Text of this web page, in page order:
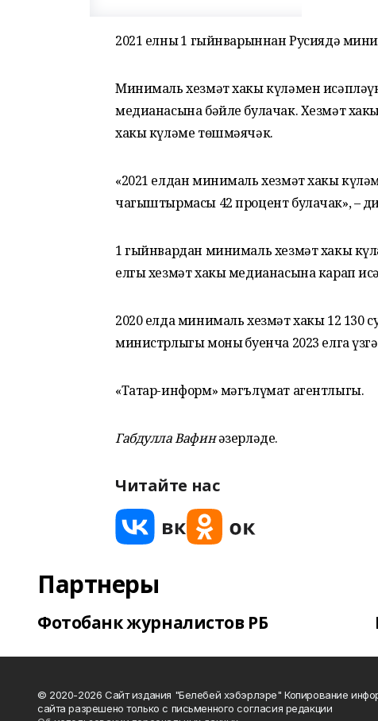
2021 елның 1 гыйнварыннан Русиядә
Минималь хезмәт хакы күләмен
медианасына бәйле булачак. Хезмәт
хакы күләме төшмәячәк.
«2021 елдан минималь хезмәт хакы
чагыштырмасы 42 процент булачак», –
1 гыйнвардан минималь хезмәт хакы
елгы хезмәт хакы медианасына карап
2020 елда минималь хезмәт хакы 12 130
министрлыгы моның буенча 2023 елга
«Татар-информ» мәгълүмат агентлыгы.
Габдулла Вафинәзерләде.
Читайте нас
Партнеры
Фотобанк журналистов РБ
© 2020-2026 Сайт издания "Белебей хэбэрлэре" Копирование
сайта разрешено только с письменного согласия редакции